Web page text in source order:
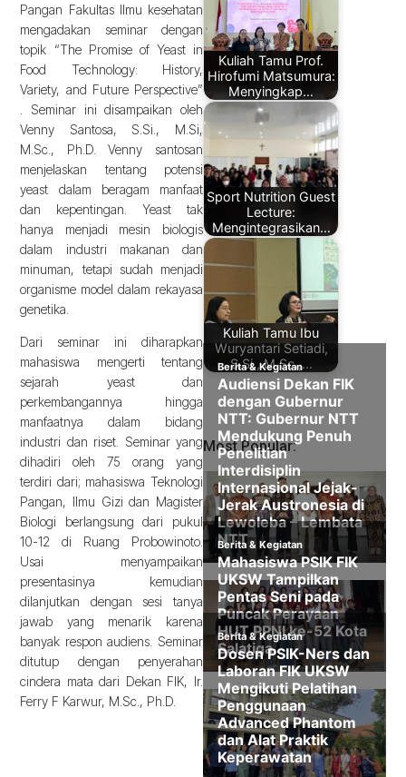
Pangan Fakultas Ilmu kesehatan
mengadakan seminar dengan
topik “The Promise of Yeast in
Food Technology: History,
Variety, and Future Perspective”
. Seminar ini disampaikan oleh
Venny Santosa, S.Si., M.Si,
M.Sc., Ph.D. Venny santosan
menjelaskan tentang potensi
yeast dalam beragam manfaat
dan kepentingan. Yeast tak
hanya menjadi mesin biologis
dalam industri makanan dan
minuman, tetapi sudah menjadi
organisme model dalam rekayasa
genetika.
Dari seminar ini diharapkan
mahasiswa mengerti tentang
sejarah yeast dan
perkembangannya hingga
manfaatnya dalam bidang
industri dan riset. Seminar yang
dihadiri oleh 75 orang yang
terdiri dari; mahasiswa Teknologi
Pangan, Ilmu Gizi dan Magister
Biologi berlangsung dari pukul
10-12 di Ruang Probowinoto.
Usai menyampaikan
presentasinya kemudian
dilanjutkan dengan sesi tanya
jawab yang menarik karena
banyak respon audiens. Seminar
ditutup dengan penyerahan
cindera mata dari Dekan FIK, Ir.
Ferry F Karwur, M.Sc., Ph.D.
Kuliah Tamu Prof.
Hirofumi Matsumura:
Menyingkap…
Sport Nutrition Guest
Lecture:
Mengintegrasikan…
Kuliah Tamu Ibu
Wuryantari Setiadi,
S.Si., M.Sc.,…
Most Popular: